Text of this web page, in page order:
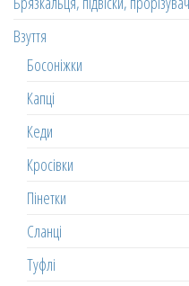
Взуття
Босоніжки
Капці
Кеди
Кросівки
Пінетки
Сланці
Туфлі